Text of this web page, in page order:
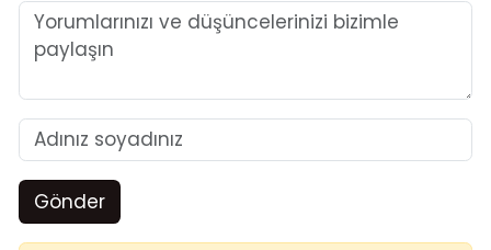
Gönder